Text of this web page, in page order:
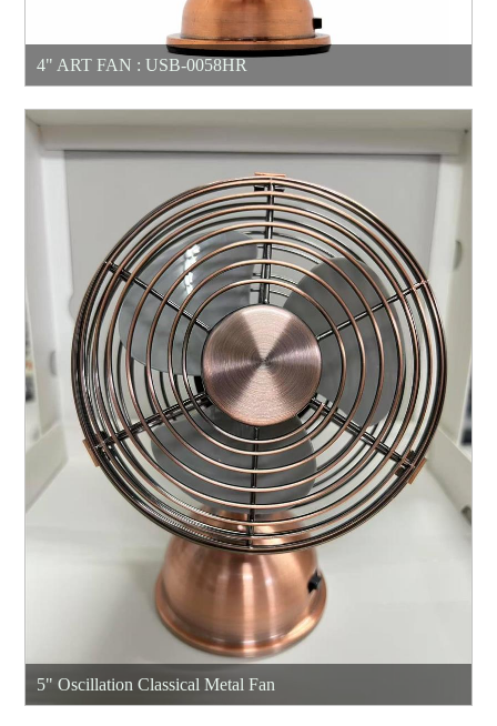
4" ART FAN : USB-0058HR
5" Oscillation Classical Metal Fan